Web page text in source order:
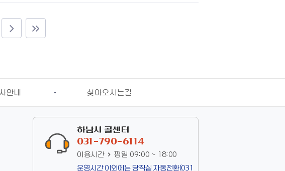
안내 찾아오시는길
하남시 콜센터
031-790-6114
이용시간
평일 09:00 ~ 18:00
운영시간 이외에는 당직실 자동전환(031